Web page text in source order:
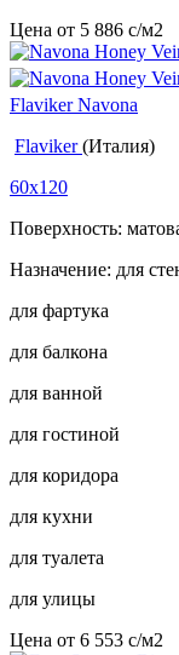
Цена от 5 886 c/м2
Flaviker Navona
Flaviker(Италия)
60x120
Поверхность:
Назначение: для
для фартука
для балкона
для ванной
для гостиной
для коридора
для кухни
для туалета
для улицы
Цена от 6 553 c/м2